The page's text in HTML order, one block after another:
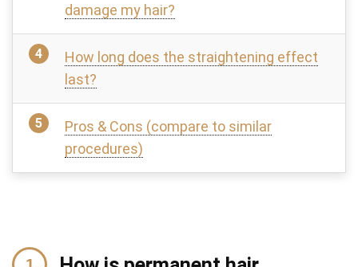
damage my hair?
How long does the straightening effect
last?
Pros & Cons (compare to similar
procedures)